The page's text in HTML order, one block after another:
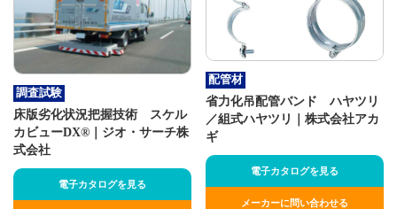
調査試験
床版劣化状況把握技術 スケル
カビューDX®｜ジオ・サーチ株
式会社
電子カタログを見る
配管材
省力化吊配管バンド ハヤツリ
／組式ハヤツリ｜株式会社アカ
ギ
電子カタログを見る
メーカーに問い合わせる